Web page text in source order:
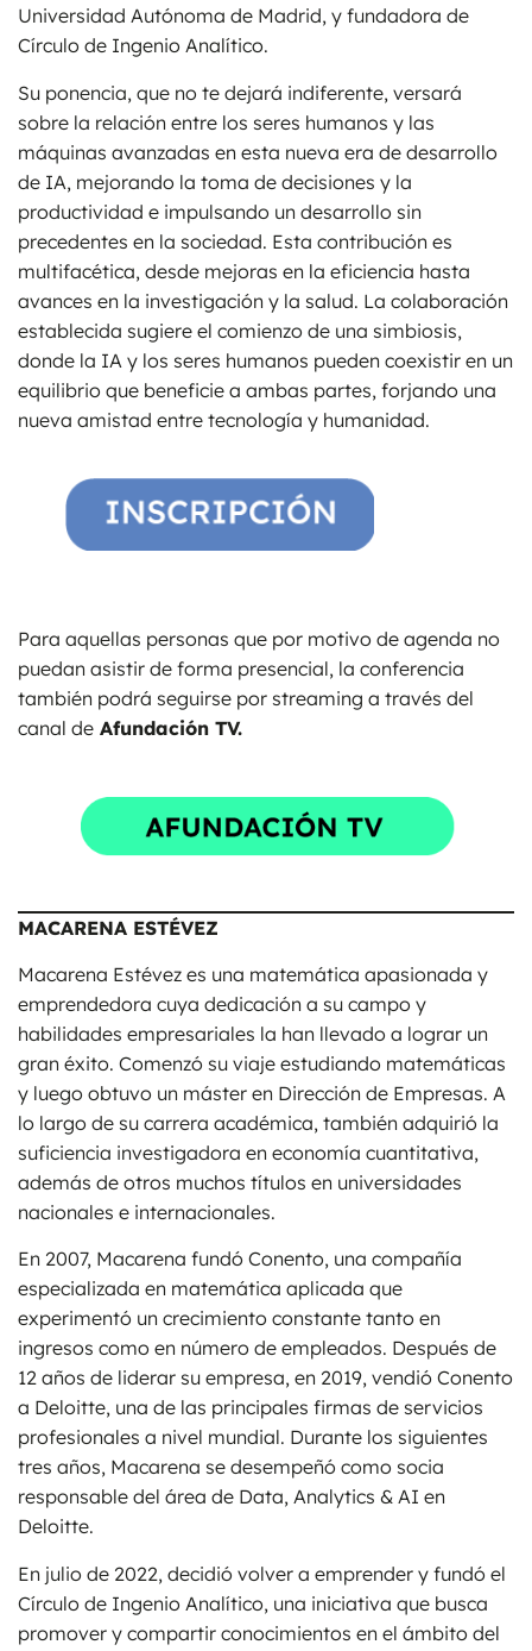
Universidad Autónoma de Madrid, y fundadora de
Círculo de Ingenio Analítico.
Su ponencia, que no te dejará indiferente, versará
sobre la relación entre los seres humanos y las
máquinas avanzadas en esta nueva era de desarrollo
de IA, mejorando la toma de decisiones y la
productividad e impulsando un desarrollo sin
precedentes en la sociedad. Esta contribución es
multifacética, desde mejoras en la eficiencia hasta
avances en la investigación y la salud. La colaboración
establecida sugiere el comienzo de una simbiosis,
donde la IA y los seres humanos pueden coexistir en un
equilibrio que beneficie a ambas partes, forjando una
nueva amistad entre tecnología y humanidad.
Para aquellas personas que por motivo de agenda no
puedan asistir de forma presencial, la conferencia
también podrá seguirse por streaming a través del
canal de Afundación TV.
MACARENA ESTÉVEZ
Macarena Estévez es una matemática apasionada y
emprendedora cuya dedicación a su campo y
habilidades empresariales la han llevado a lograr un
gran éxito. Comenzó su viaje estudiando matemáticas
y luego obtuvo un máster en Dirección de Empresas. A
lo largo de su carrera académica, también adquirió la
suficiencia investigadora en economía cuantitativa,
además de otros muchos títulos en universidades
nacionales e internacionales.
En 2007, Macarena fundó Conento, una compañía
especializada en matemática aplicada que
experimentó un crecimiento constante tanto en
ingresos como en número de empleados. Después de
12 años de liderar su empresa, en 2019, vendió Conento
a Deloitte, una de las principales firmas de servicios
profesionales a nivel mundial. Durante los siguientes
tres años, Macarena se desempeñó como socia
responsable del área de Data, Analytics & AI en
Deloitte.
En julio de 2022, decidió volver a emprender y fundó el
Círculo de Ingenio Analítico, una iniciativa que busca
promover y compartir conocimientos en el ámbito del